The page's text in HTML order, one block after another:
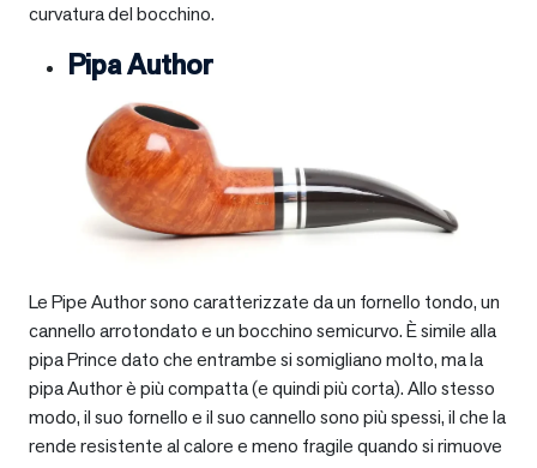
curvatura del bocchino.
Pipa Author
Le Pipe Author sono caratterizzate da un fornello tondo, un
cannello arrotondato e un bocchino semicurvo. È simile alla
pipa Prince dato che entrambe si somigliano molto, ma la
pipa Author è più compatta (e quindi più corta). Allo stesso
modo, il suo fornello e il suo cannello sono più spessi, il che la
rende resistente al calore e meno fragile quando si rimuove